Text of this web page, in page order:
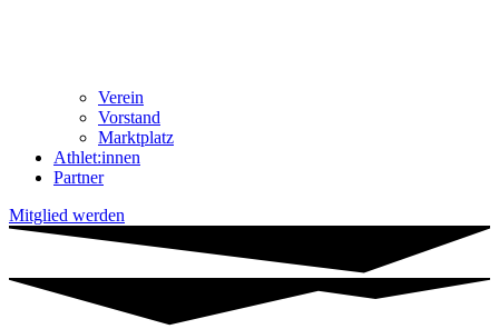
Ver­ein
Vor­stand
Markt­platz
Athlet:innen
Part­ner
Mitglied werden